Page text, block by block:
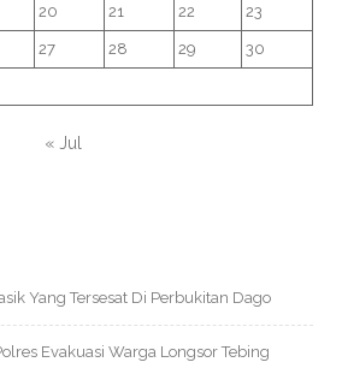
20 21 22 23
27 28 29 30
« Jul
Yang Tersesat Di Perbukitan Dago
Evakuasi Warga Longsor Tebing